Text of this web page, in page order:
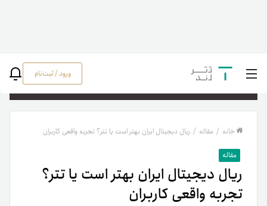
ورود / ثبت‌نام
خانه / مقاله / ریال دیجیتال ایران بهتر است یا تتر؟ تجربه واقعی کاربران
مقاله
ریال دیجیتال ایران بهتر است یا تتر؟
تجربه واقعی کاربران